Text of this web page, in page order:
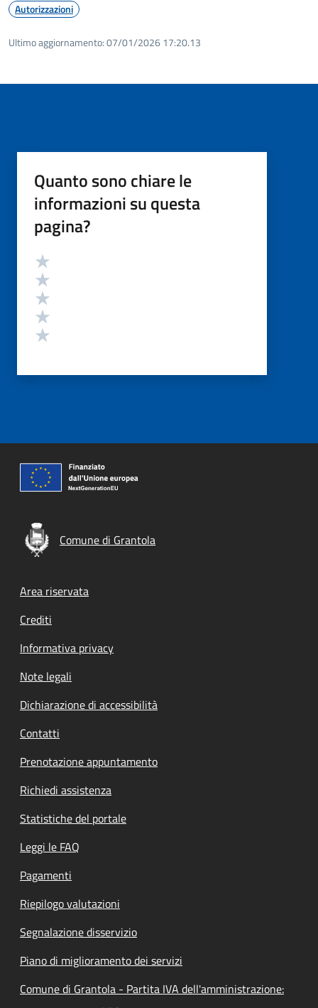
Autorizzazioni
Ultimo aggiornamento:07/01/2026 17:20.13
Quanto sono chiare le
informazioni su questa
pagina?
Valutazione
Comune di Grantola
Footer menu
Area riservata
Crediti
Informativa privacy
Note legali
Dichiarazione di accessibilità
Contatti
Prenotazione appuntamento
Richiedi assistenza
Statistiche del portale
Leggi le FAQ
Pagamenti
Riepilogo valutazioni
Segnalazione disservizio
Piano di miglioramento dei servizi
Comune di Grantola - Partita IVA dell'amministrazione: